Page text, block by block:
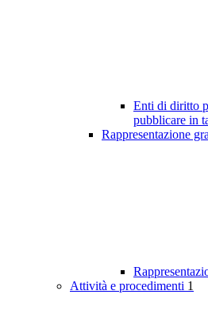
Enti di diritto
pubblicare in
Rappresentazione
Attività e procedimenti 1